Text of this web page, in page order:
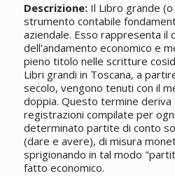
Descrizione:Il Libro grande
strumento contabile
aziendale. Esso rappresenta il
dell'andamento economico e
pieno titolo nelle scritture
Libri grandi in Toscana, a
secolo, vengono tenuti con il
doppia. Questo termine deriva
registrazioni compilate per
determinato partite di conto
(dare e avere), di misura
sprigionando in tal modo
fatto economico.